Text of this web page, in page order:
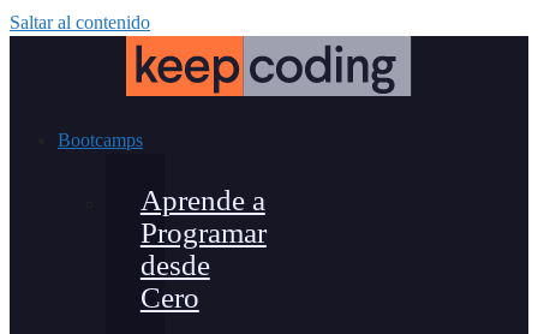
Saltar al contenido
Bootcamps
Aprende a
Programar
desde
Cero